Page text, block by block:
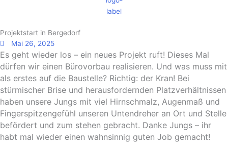
Projektstart in Bergedorf
Mai 26, 2025
Es geht wieder los – ein neues Projekt ruft! Dieses Mal
dürfen wir einen Bürovorbau realisieren. Und was muss mit
als erstes auf die Baustelle? Richtig: der Kran! Bei
stürmischer Brise und herausfordernden Platzverhältnissen
haben unsere Jungs mit viel Hirnschmalz, Augenmaß und
Fingerspitzengefühl unseren Untendreher an Ort und Stelle
befördert und zum stehen gebracht. Danke Jungs – ihr
habt mal wieder einen wahnsinnig guten Job gemacht!